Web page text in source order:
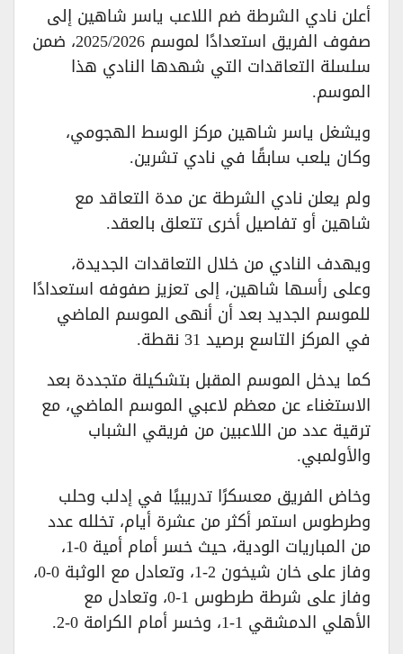
أعلن نادي الشرطة ضم اللاعب ياسر شاهين إلى
صفوف الفريق استعدادًا لموسم 2025/2026، ضمن
سلسلة التعاقدات التي شهدها النادي هذا
الموسم.
ويشغل ياسر شاهين مركز الوسط الهجومي،
وكان يلعب سابقًا في نادي تشرين.
ولم يعلن نادي الشرطة عن مدة التعاقد مع
شاهين أو تفاصيل أخرى تتعلق بالعقد.
ويهدف النادي من خلال التعاقدات الجديدة،
وعلى رأسها شاهين، إلى تعزيز صفوفه استعدادًا
للموسم الجديد بعد أن أنهى الموسم الماضي
في المركز التاسع برصيد 31 نقطة.
كما يدخل الموسم المقبل بتشكيلة متجددة بعد
الاستغناء عن معظم لاعبي الموسم الماضي، مع
ترقية عدد من اللاعبين من فريقي الشباب
والأولمبي.
وخاض الفريق معسكرًا تدريبيًا في إدلب وحلب
وطرطوس استمر أكثر من عشرة أيام، تخلله عدد
من المباريات الودية، حيث خسر أمام أمية 0-1،
وفاز على خان شيخون 2-1، وتعادل مع الوثبة 0-0،
وفاز على شرطة طرطوس 1-0، وتعادل مع
الأهلي الدمشقي 1-1، وخسر أمام الكرامة 0-2.